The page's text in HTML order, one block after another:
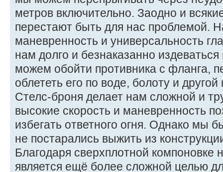
and Ammo Location
метров включительно. Заодно и
перестают быть для нас проблемой.
маневренность и универсальность
нам долго и безнаказанно
можем обойти противника с фланга,
облететь его по воде, болоту и
Стелс-броня делает нам сложной и
высокие скорость и маневренность
избегать ответного огня. Однако мы
не постарались выжить из
Благодаря сверхплотной
является ещё более сложной целью